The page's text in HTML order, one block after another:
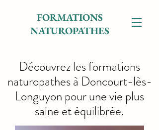
FORMATIONS
NATUROPATHES
Découvrez les formations
naturopathes à Doncourt-lès-
Longuyon pour une vie plus
saine et équilibrée.